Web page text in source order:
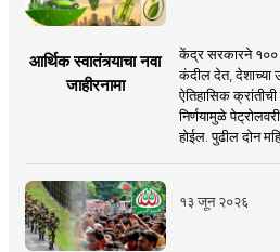
आर्थिक स्वातंत्र्याचा नवा
जाहीरनामा
केंद्र सरकारने १००
कंदील देत, देशाच्या
ऐतिहासिक
निर्णयामुळे
होईल. पुढील दोन
१३ जून २०२६